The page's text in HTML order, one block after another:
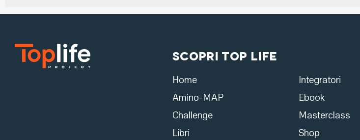
Scopri Top Life
Home
Integratori
Amino-MAP
Ebook
Challenge
Masterclass
Libri
Shop